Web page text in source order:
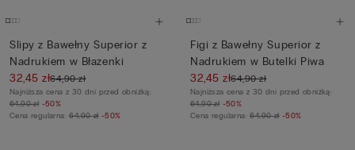
Slipy z Bawełny Superior z
Nadrukiem w Błazenki
32,45 zł64,90 zł
Najniższa cena z 30 dni przed obniżką:
64,90 zł -50%
Cena regularna:64,90 zł -50%
Figi z Bawełny Superior z
Nadrukiem w Butelki Piwa
32,45 zł64,90 zł
Najniższa cena z 30 dni przed obniżką:
64,90 zł -50%
Cena regularna:64,90 zł -50%